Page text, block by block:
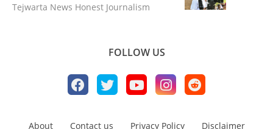
Tejwarta News Honest Journalism
FOLLOW US
About Contact us Privacy Policy
Disclaimer